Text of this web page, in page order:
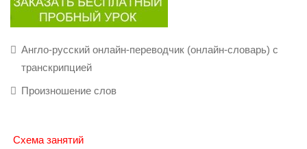
Англо-русский онлайн-переводчик (онлайн-словарь) с
транскрипцией
Произношение слов
Схема занятий